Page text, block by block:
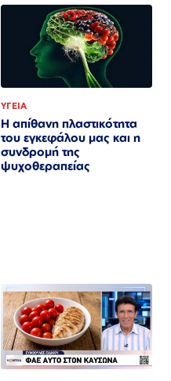
ΥΓΕΙΑ
Η απίθανη πλαστικότητα
του εγκεφάλου μας και η
συνδρομή της
ψυχοθεραπείας